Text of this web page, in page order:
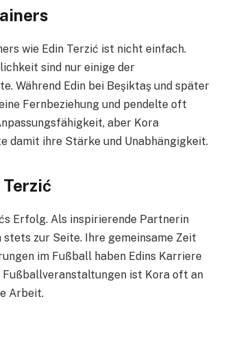
wie Edin Terzić ist nicht einfach.
sind nur einige der
Während Edin bei Beşiktaş und später
Fernbeziehung und pendelte oft
aber Kora
damit ihre Stärke und Unabhängigkeit.
Erfolg. Als inspirierende Partnerin
zur Seite. Ihre gemeinsame Zeit
im Fußball haben Edins Karriere
ist Kora oft an
Arbeit.